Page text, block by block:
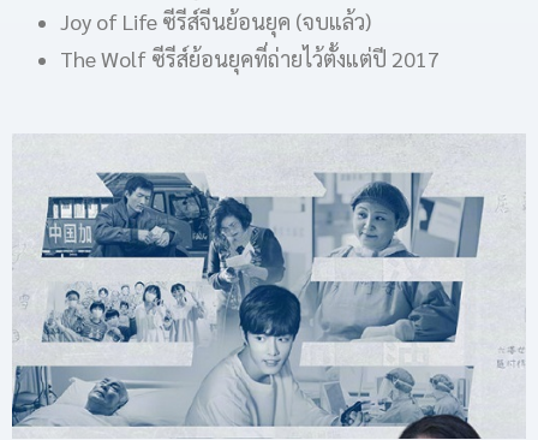
Joy of Life ซีรีส์จีนย้อนยุค (จบแล้ว)
The Wolf ซีรีส์ย้อนยุคที่ถ่ายไว้ตั้งแต่ปี 2017